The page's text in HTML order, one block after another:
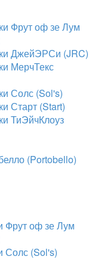
Фрут оф зе Лум
ДжейЭРСи (JRC)
МерчТекс
Солс (Sol's)
Старт (Start)
ТиЭйчКлоуз
(Portobello)
Фрут оф зе Лум
Солс (Sol's)